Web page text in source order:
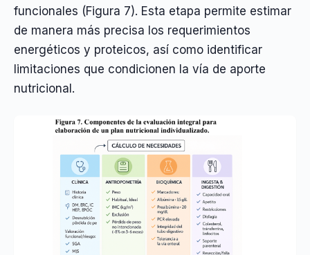
funcionales (Figura 7). Esta etapa permite estimar
de manera más precisa los requerimientos
energéticos y proteicos, así como identificar
limitaciones que condicionen la vía de aporte
nutricional.